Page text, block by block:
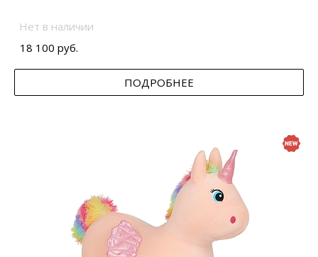
Нет в наличии
18 100 руб.
ПОДРОБНЕЕ